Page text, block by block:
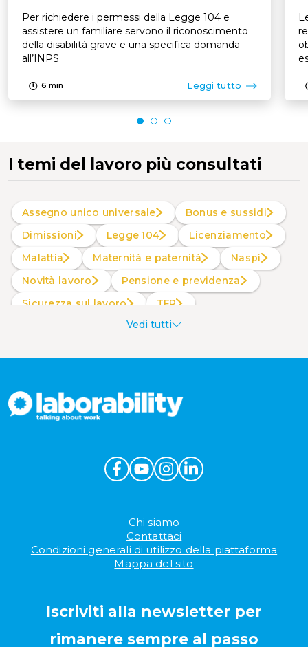
Per richiedere i permessi della Legge 104 e
assistere un familiare servono il riconoscimento
della disabilità grave e una specifica domanda
all’INPS
6 min Leggi tutto
I temi del lavoro più consultati
Assegno unico universale
Bonus e sussidi
Dimissioni
Legge 104
Licenziamento
Malattia
Maternità e paternità
Naspi
Novità lavoro
Pensione e previdenza
Sicurezza sul lavoro
TFR
Vedi tutti
Chi siamo
Contattaci
Condizioni generali di utilizzo della piattaforma
Mappa del sito
Iscriviti alla newsletter per
rimanere sempre al passo